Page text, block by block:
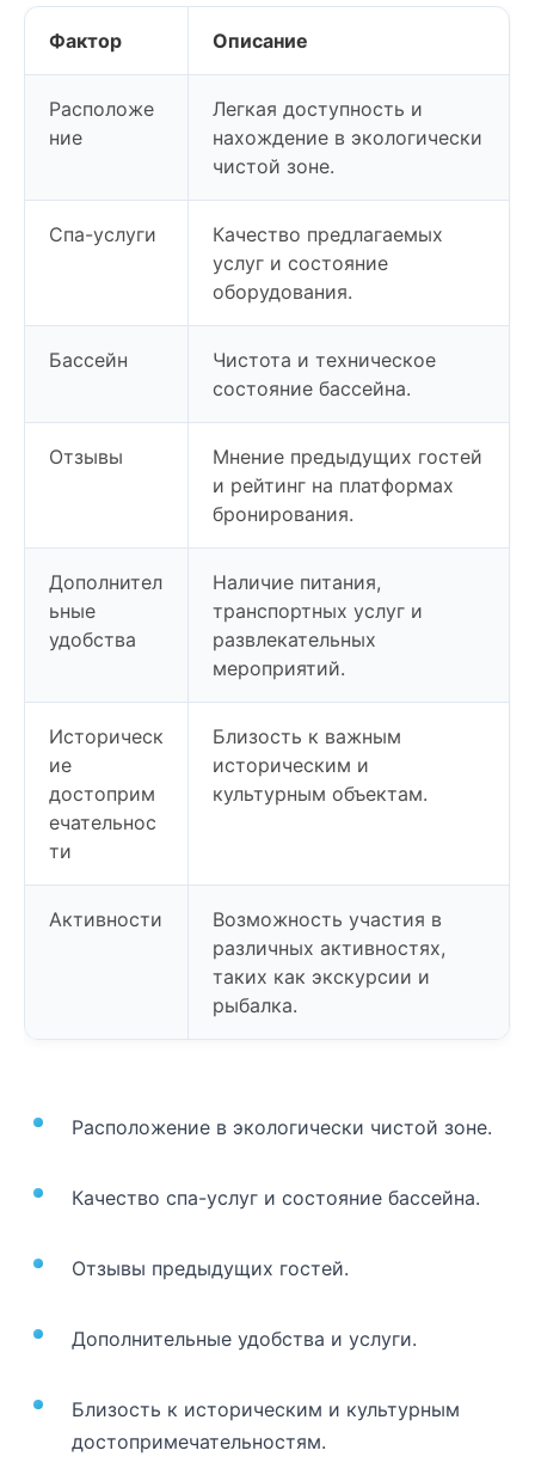
Фактор Описание
Расположе
ние
Легкая доступность и
нахождение в экологически
чистой зоне.
Спа-услуги
Качество предлагаемых
услуг и состояние
оборудования.
Бассейн
Чистота и техническое
состояние бассейна.
Отзывы
Мнение предыдущих гостей
и рейтинг на платформах
бронирования.
Дополнител
ьные
удобства
Наличие питания,
транспортных услуг и
развлекательных
мероприятий.
Историческ
ие
достоприм
ечательнос
ти
Близость к важным
историческим и
культурным объектам.
Активности
Возможность участия в
различных активностях,
таких как экскурсии и
рыбалка.
Расположение в экологически чистой зоне.
Качество спа-услуг и состояние бассейна.
Отзывы предыдущих гостей.
Дополнительные удобства и услуги.
Близость к историческим и культурным
достопримечательностям.